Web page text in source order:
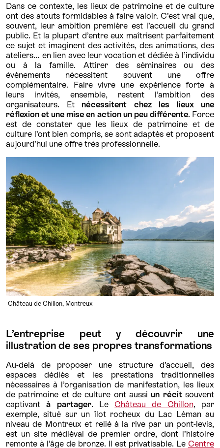
Dans ce contexte, les lieux de patrimoine et de culture
ont des atouts formidables à faire valoir. C’est vrai que,
souvent, leur ambition première est l’accueil du grand
public. Et la plupart d’entre eux maîtrisent parfaitement
ce sujet et imaginent des activités, des animations, des
ateliers… en lien avec leur vocation et dédiée à l’individu
ou à la famille. Attirer des séminaires ou des
événements nécessitent souvent une offre
complémentaire. Faire vivre une expérience forte à
leurs invités, ensemble, restent l’ambition des
organisateurs. Et nécessitent chez les lieux une
réflexion et une mise en action un peu différente. Force
est de constater que les lieux de patrimoine et de
culture l’ont bien compris, se sont adaptés et proposent
aujourd’hui une offre très professionnelle.
Château de Chillon, Montreux
L’entreprise peut y découvrir une
illustration de ses propres transformations
Au-delà de proposer une structure d’accueil, des
espaces dédiés et les prestations traditionnelles
nécessaires à l’organisation de manifestation, les lieux
de patrimoine et de culture ont aussiun récitsouvent
captivantà partager. Le Château de Chillon, par
exemple, situé sur un îlot rocheux du Lac Léman au
niveau de Montreux et relié à la rive par un pont-levis,
est un site médiéval de premier ordre, dont l’histoire
remonte à l’âge de bronze. Il est privatisable. Le Centre